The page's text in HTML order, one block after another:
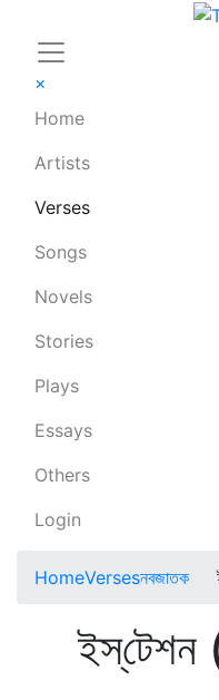
×
Home
Artists
Verses
Songs
Novels
Stories
Plays
Essays
Others
Login
HomeVersesনবজাতক
ইস্‌টেশন